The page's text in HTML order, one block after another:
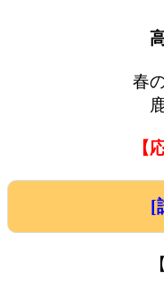
春
【
[